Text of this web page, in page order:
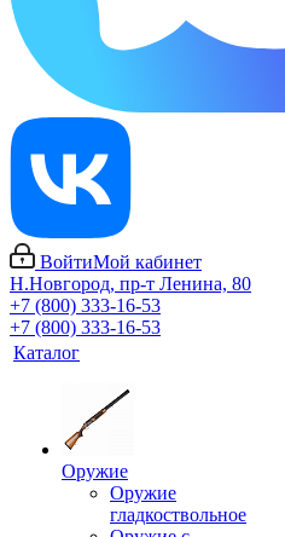
ВойтиМой кабинет
Н.Новгород, пр-т Ленина, 80
+7 (800) 333-16-53
+7 (800) 333-16-53
Каталог
Оружие
Оружие
гладкоствольное